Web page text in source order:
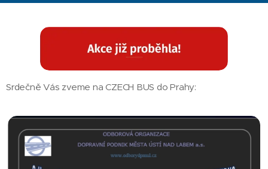
Srdečně Vás zveme na CZECH BUS do Prahy: